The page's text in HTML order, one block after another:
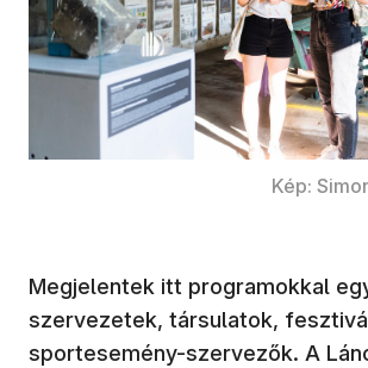
Kép:
Megjelentek itt programokkal
szervezetek, társulatok,
sportesemény-szervezők. A